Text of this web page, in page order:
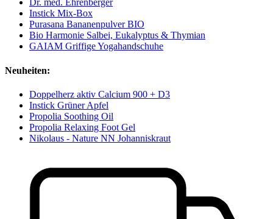
Dr. med. Ehrenberger
Instick Mix-Box
Purasana Bananenpulver BIO
Bio Harmonie Salbei, Eukalyptus & Thymian
GAIAM Griffige Yogahandschuhe
Neuheiten:
Doppelherz aktiv Calcium 900 + D3
Instick Grüner Apfel
Propolia Soothing Oil
Propolia Relaxing Foot Gel
Nikolaus - Nature NN Johanniskraut